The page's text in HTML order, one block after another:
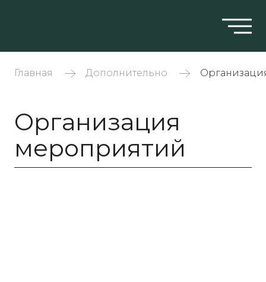
Главная Дополнительно
Организация
мероприятий